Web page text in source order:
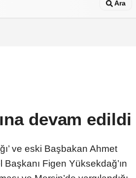
Ara
devam edildi
ve eski Başbakan Ahmet
Figen Yüksekdağ’ın